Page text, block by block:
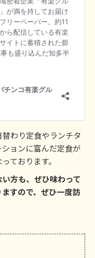
わり定食やランチタ
ョンに富んだ定食が
ております。
方も、ぜひ味わって
すので、ぜひ一度訪